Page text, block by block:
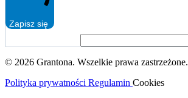
Zapisz się
© 2026 Grantona. Wszelkie prawa zastrzeżone.
Polityka prywatności Regulamin Cookies